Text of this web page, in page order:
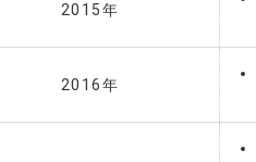
2015年
2016年